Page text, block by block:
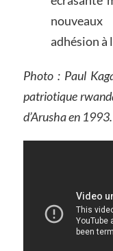
adhésion à
Photo : Paul
patriotique
d’Arusha en 1993.